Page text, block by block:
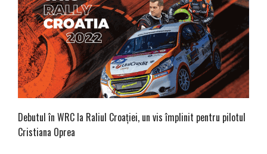
Debutul în WRC la Raliul Croației, un vis împlinit pentru pilotul
Cristiana Oprea